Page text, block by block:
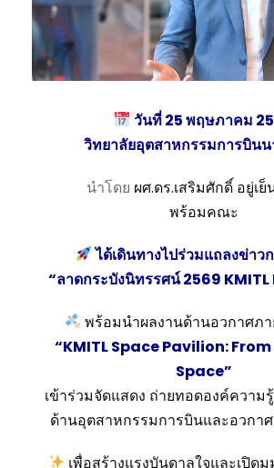
วันที่ 25 พฤษภาคม
วิทยาลัยอุตสาหกรรมการบิน
นำโดย ผศ.ดร.เสริมศักดิ์ อยู่เ
พร้อมคณะ
ได้เดินทางไปร่วมแถลงข่าว
“ลาดกระบังนิทรรศน์ 2569 KMITL
พร้อมนำผลงานด้านอวกาศภ
“KMITL Space Pavilion:
Space”
เข้าร่วมจัดแสดง ถ่ายทอดองค์ความ
ด้านอุตสาหกรรมการบินและอวกา
เพื่อสร้างแรงบันดาลใจและเปิด